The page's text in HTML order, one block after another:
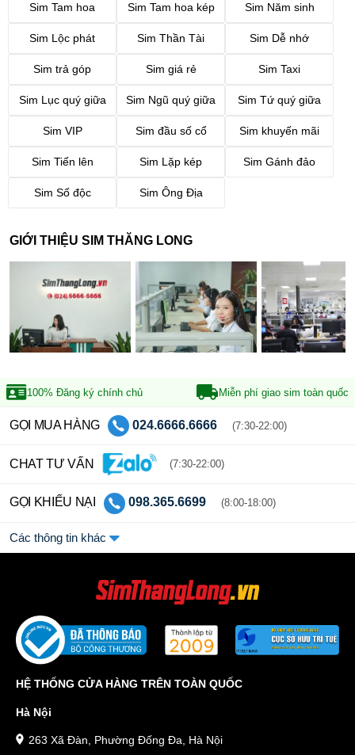
Sim Tam hoa Sim Tam hoa kép Sim Năm sinh
Sim Lộc phát Sim Thần Tài Sim Dễ nhớ
Sim trả góp Sim giá rẻ Sim Taxi
Sim Lục quý giữa Sim Ngũ quý giữa Sim Tứ quý giữa
Sim VIP Sim đầu số cổ Sim khuyến mãi
Sim Tiến lên Sim Lặp kép Sim Gánh đảo
Sim Số độc Sim Ông Địa
GIỚI THIỆU SIM THĂNG LONG
100% Đăng ký chính chủ Miễn phí giao sim toàn quốc
GỌI MUA HÀNG 024.6666.6666 (7:30-22:00)
CHAT TƯ VẤN (7:30-22:00)
GỌI KHIẾU NẠI 098.365.6699 (8:00-18:00)
Các thông tin khác
HỆ THỐNG CỬA HÀNG TRÊN TOÀN QUỐC
Hà Nội
263 Xã Đàn, Phường Đống Đa, Hà Nội